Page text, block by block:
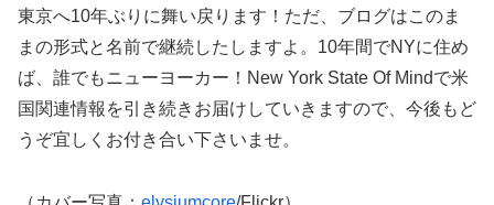
東京へ10年ぶりに舞い戻ります！ただ、ブログはこのま
まの形式と名前で継続したしますよ。10年間でNYに住め
ば、誰でもニューヨーカー！New York State Of Mindで米
国関連情報を引き続きお届けしていきますので、今後もど
うぞ宜しくお付き合い下さいませ。